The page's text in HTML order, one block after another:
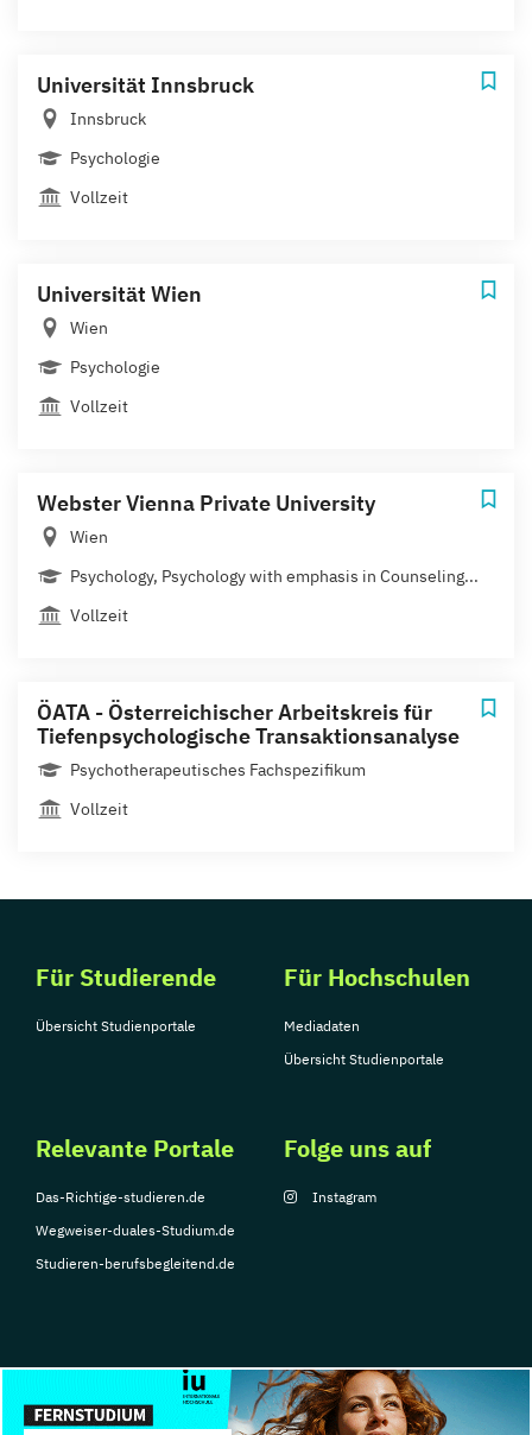
Universität Innsbruck
Innsbruck
Psychologie
Vollzeit
Universität Wien
Wien
Psychologie
Vollzeit
Webster Vienna Private University
Wien
Psychology, Psychology with emphasis in Counseling...
Vollzeit
ÖATA - Österreichischer Arbeitskreis für
Tiefenpsychologische Transaktionsanalyse
Psychotherapeutisches Fachspezifikum
Vollzeit
Für Studierende
Übersicht Studienportale
Für Hochschulen
Mediadaten
Übersicht Studienportale
Relevante Portale
Das-Richtige-studieren.de
Wegweiser-duales-Studium.de
Studieren-berufsbegleitend.de
Folge uns auf
Instagram
© Copyright 2026, TarGroup Media GmbH